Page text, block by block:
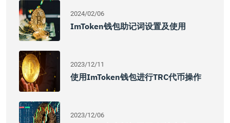
2024/02/06
ImToken钱包助记词设置及使用
2023/12/11
使用imToken钱包进行TRC代币操作
2023/12/06